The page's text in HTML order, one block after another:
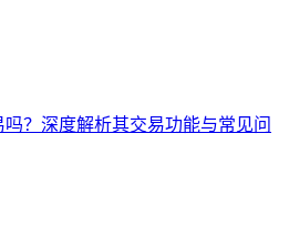
？深度解析其交易功能与常见问